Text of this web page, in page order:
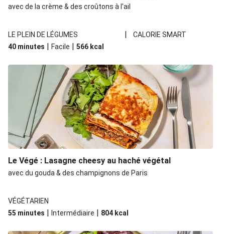
avec de la crème & des croûtons à l'ail
LE PLEIN DE LÉGUMES |
CALORIE SMART
40 minutes | Facile | 566 kcal
Le Végé : Lasagne cheesy au haché végétal
avec du gouda & des champignons de Paris
VÉGÉTARIEN
55 minutes | Intermédiaire | 804 kcal